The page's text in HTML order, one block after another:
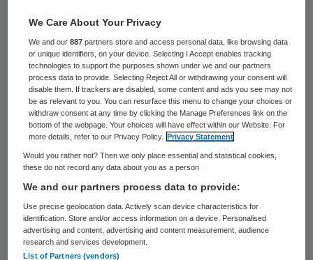
problemen bij het aanvragen of het
vervangen van een hulpmiddel. Dat blijkt
van een onderzoek van de
Patiëntenfederatie NPCF. De federatie
vindt dat mensen die veel hulpmiddelen
nodig hebben een vaste bemiddelaar
moeten krijgen die contacten legt met
fabrikanten, gemeenten en
zorgverzekeraars.
“Hulpmiddelen kunnen de kwaliteit van
leven flink vergroten. Mensen die daarvan
We Care About Your Privacy
We and our887 partners store and access personal data, like browsing data
or unique identifiers, on your device. Selecting I Accept enables tracking
technologies to support the purposes shown under we and our partners
process data to provide. Selecting Reject All or withdrawing your consent will
disable them. If trackers are disabled, some content and ads you see may not
be as relevant to you. You can resurface this menu to change your choices or
withdraw consent at any time by clicking the Manage Preferences link on the
bottom of the webpage. Your choices will have effect within our Website. For
more details, refer to our Privacy Policy.
Privacy Statement
Would you rather not? Then we only place essential and statistical cookies,
these do not record any data about you as a person
We and our partners process data to provide:
Use precise geolocation data. Actively scan device characteristics for
identification. Store and/or access information on a device. Personalised
advertising and content, advertising and content measurement, audience
research and services development.
List of Partners (vendors)